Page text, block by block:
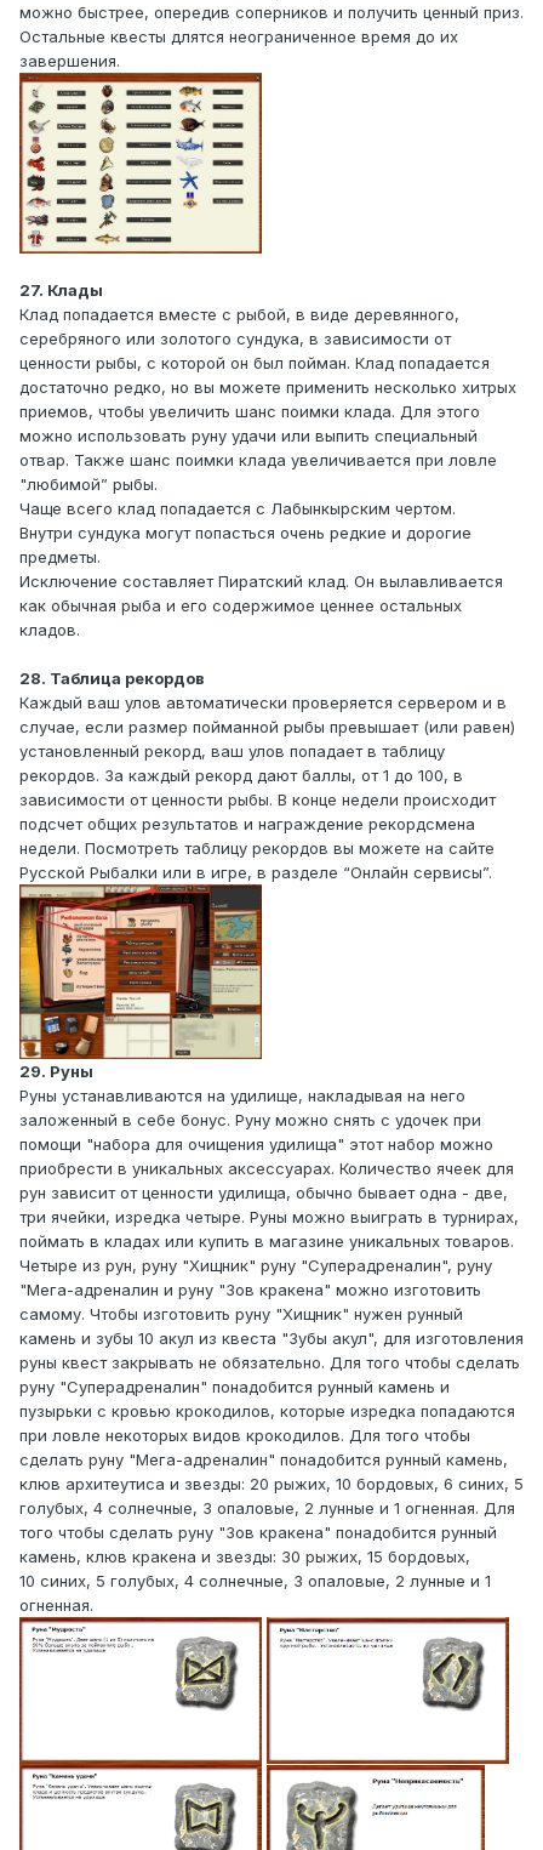
можно быстрее, опередив соперников и получить ценный приз.
Остальные квесты длятся неограниченное время до их
завершения.
27. Клады
Клад попадается вместе с рыбой, в виде деревянного,
серебряного или золотого сундука, в зависимости от
ценности рыбы, с которой он был пойман. Клад попадается
достаточно редко, но вы можете применить несколько хитрых
приемов, чтобы увеличить шанс поимки клада. Для этого
можно использовать руну удачи или выпить специальный
отвар. Также шанс поимки клада увеличивается при ловле
"любимой” рыбы.
Чаще всего клад попадается с Лабынкырским чертом.
Внутри сундука могут попасться очень редкие и дорогие
предметы.
Исключение составляет Пиратский клад. Он вылавливается
как обычная рыба и его содержимое ценнее остальных
кладов.
28. Таблица рекордов
Каждый ваш улов автоматически проверяется сервером и в
случае, если размер пойманной рыбы превышает (или равен)
установленный рекорд, ваш улов попадает в таблицу
рекордов. За каждый рекорд дают баллы, от 1 до 100, в
зависимости от ценности рыбы. В конце недели происходит
подсчет общих результатов и награждение рекордсмена
недели. Посмотреть таблицу рекордов вы можете на сайте
Русской Рыбалки или в игре, в разделе “Онлайн сервисы”.
29. Руны
Руны устанавливаются на удилище, накладывая на него
заложенный в себе бонус. Руну можно снять с удочек при
помощи "набора для очищения удилища" этот набор можно
приобрести в уникальных аксессуарах. Количество ячеек для
рун зависит от ценности удилища, обычно бывает одна - две,
три ячейки, изредка четыре. Руны можно выиграть в турнирах,
поймать в кладах или купить в магазине уникальных товаров.
Четыре из рун, руну "Хищник" руну "Суперадреналин", руну
"Мега-адреналин и руну "Зов кракена" можно изготовить
самому. Чтобы изготовить руну "Хищник" нужен рунный
камень и зубы 10 акул из квеста "Зубы акул", для изготовления
руны квест закрывать не обязательно. Для того чтобы сделать
руну "Суперадреналин" понадобится рунный камень и
пузырьки с кровью крокодилов, которые изредка попадаются
при ловле некоторых видов крокодилов. Для того чтобы
сделать руну "Мега-адреналин" понадобится рунный камень,
клюв архитеутиса и звезды: 20 рыжих, 10 бордовых, 6 синих, 5
голубых, 4 солнечные, 3 опаловые, 2 лунные и 1 огненная. Для
того чтобы сделать руну "Зов кракена" понадобится рунный
камень, клюв кракена и звезды: 30 рыжих, 15 бордовых,
10 синих, 5 голубых, 4 солнечные, 3 опаловые, 2 лунные и 1
огненная.